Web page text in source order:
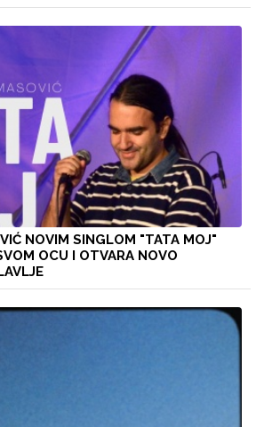
NOVIM SINGLOM "TATA MOJ"
OCU I OTVARA NOVO